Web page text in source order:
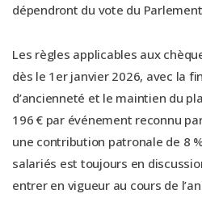
dépendront du vote du
Les règles applicables aux
dès le 1er janvier 2026, avec la
d’ancienneté et le maintien du
196 € par événement reconnu
une contribution patronale de 8
salariés est toujours en
entrer en vigueur au cours de